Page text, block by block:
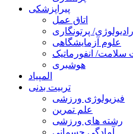
پیراپزشکی
اتاق عمل
رادیولوژی/ پرتونگاری
علوم آزمایشگاهی
سلامت/ انفورماتیک
هوشبری
المپیاد
تربیت بدنی
فیزیولوژی ورزشی
علم تمرین
رشته های ورزشی
آمادگی جسمانی